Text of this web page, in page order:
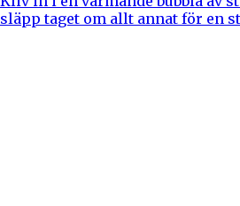
släpp taget om allt annat för en